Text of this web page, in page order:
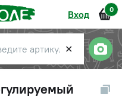
Вход 0
✕